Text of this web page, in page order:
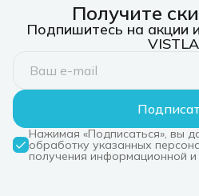
Получите
Подпишитесь на акции
Нажимая «Подписаться», вы
обработку указанных
получения информационной